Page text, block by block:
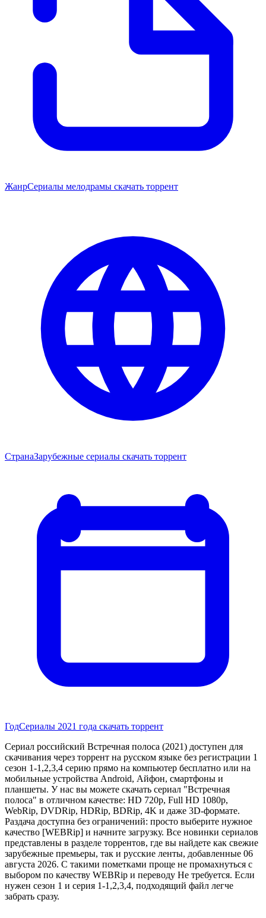
ЖанрСериалы мелодрамы скачать торрент
СтранаЗарубежные сериалы скачать торрент
ГодСериалы 2021 года скачать торрент
Сериал российский Встречная полоса (2021) доступен для
скачивания через торрент на русском языке без регистрации 1
сезон 1-1,2,3,4 серию прямо на компьютер бесплатно или на
мобильные устройства Android, Айфон, смартфоны и
планшеты. У нас вы можете скачать сериал "Встречная
полоса" в отличном качестве: HD 720p, Full HD 1080p,
WebRip, DVDRip, HDRip, BDRip, 4K и даже 3D-формате.
Раздача доступна без ограничений: просто выберите нужное
качество [WEBRip] и начните загрузку. Все новинки сериалов
представлены в разделе торрентов, где вы найдете как свежие
зарубежные премьеры, так и русские ленты, добавленные 06
августа 2026. С такими пометками проще не промахнуться с
выбором по качеству WEBRip и переводу Не требуется. Если
нужен сезон 1 и серия 1-1,2,3,4, подходящий файл легче
забрать сразу.